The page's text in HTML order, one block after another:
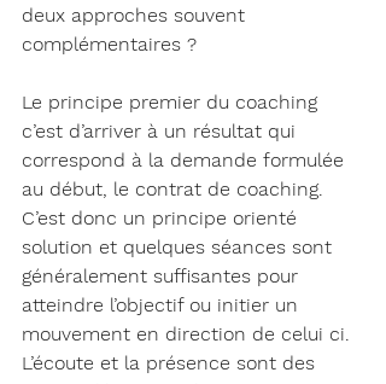
deux approches souvent
complémentaires ?
Le principe premier du coaching
c’est d’arriver à un résultat qui
correspond à la demande formulée
au début, le contrat de coaching.
C’est donc un principe orienté
solution et quelques séances sont
généralement suffisantes pour
atteindre l’objectif ou initier un
mouvement en direction de celui ci.
L’écoute et la présence sont des